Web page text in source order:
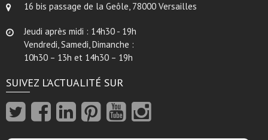
16 bis passage de la Geôle, 78000 Versailles
Jeudi après midi : 14h30 - 19h
Vendredi, Samedi, Dimanche :
10h30 – 13h et 14h30 – 19h
SUIVEZ L’ACTUALITÉ SUR